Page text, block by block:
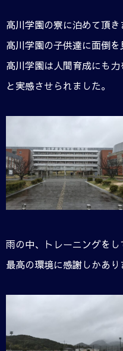
高川学園の寮に泊めて頂き
高川学園の子供達に面倒を
高川学園は人間育成にも
と実感させられました。
雨の中、トレーニングをし
最高の環境に感謝しかあり